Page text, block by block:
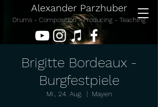
Alexander Parzhuber
Drums - Composition - Producing - Teaching
Brigitte Bordeaux -
Burgfestpiele
Mi., 24. Aug.
  |
Mayen